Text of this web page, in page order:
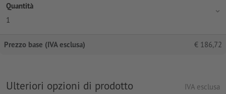
Quantità
1
Prezzo base (IVA esclusa) € 186,72
Ulteriori opzioni di prodotto IVA esclusa